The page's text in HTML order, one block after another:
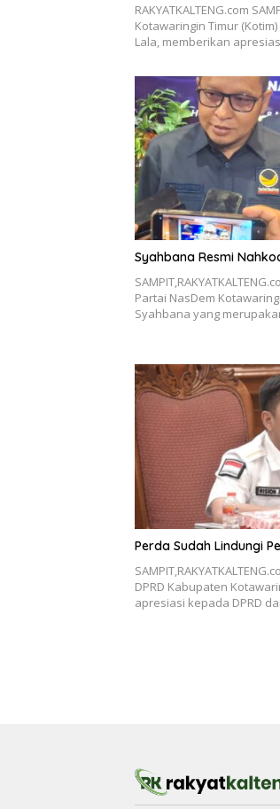
RAKYATKALTENG.com
Kotawaringin Timur
Lala, memberikan
Syahbana Resmi
Partai NasDem
Syahbana yang
Perda Sudah Lindungi
DPRD Kabupaten
apresiasi kepada DPRD